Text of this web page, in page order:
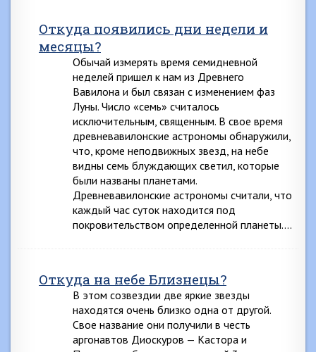
Откуда появились дни недели и
месяцы?
Обычай измерять время семидневной
неделей пришел к нам из Древнего
Вавилона и был связан с изменением фаз
Луны. Число «семь» считалось
исключительным, священным. В свое время
древневавилонские астрономы обнаружили,
что, кроме неподвижных звезд, на небе
видны семь блуждающих светил, которые
были названы планетами.
Древневавилонские астрономы считали, что
каждый час суток находится под
покровительством определенной планеты….
Откуда на небе Близнецы?
В этом созвездии две яркие звезды
находятся очень близко одна от другой.
Свое название они получили в честь
аргонавтов Диоскуров — Кастора и